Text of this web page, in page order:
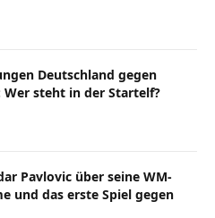
Deutschland gegen
Wer steht in der Startelf?
Pavlovic über seine WM-
und das erste Spiel gegen